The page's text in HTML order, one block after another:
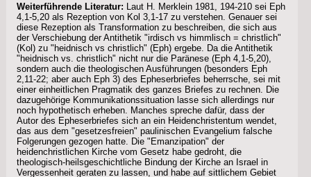
Weiterführende Literatur: Laut H. Merklein 1981, 194-210 sei Eph
4,1-5,20 als Rezeption von Kol 3,1-17 zu verstehen. Genauer sei
diese Rezeption als Transformation zu beschreiben, die sich aus
der Verschiebung der Antithetik "irdisch vs himmlisch = christlich"
(Kol) zu "heidnisch vs christlich" (Eph) ergebe. Da die Antithetik
"heidnisch vs. christlich" nicht nur die Paränese (Eph 4,1-5,20),
sondern auch die theologischen Ausführungen (besonders Eph
2,11-22; aber auch Eph 3) des Epheserbriefes beherrsche, sei mit
einer einheitlichen Pragmatik des ganzes Briefes zu rechnen. Die
dazugehörige Kommunikationssituation lasse sich allerdings nur
noch hypothetisch erheben. Manches spreche dafür, dass der
Autor des Epheserbriefes sich an ein Heidenchristentum wendet,
das aus dem "gesetzesfreien" paulinischen Evangelium falsche
Folgerungen gezogen hatte. Die "Emanzipation" der
heidenchristlichen Kirche vom Gesetz habe gedroht, die
theologisch-heilsgeschichtliche Bindung der Kirche an Israel in
Vergessenheit geraten zu lassen, und habe auf sittlichem Gebiet